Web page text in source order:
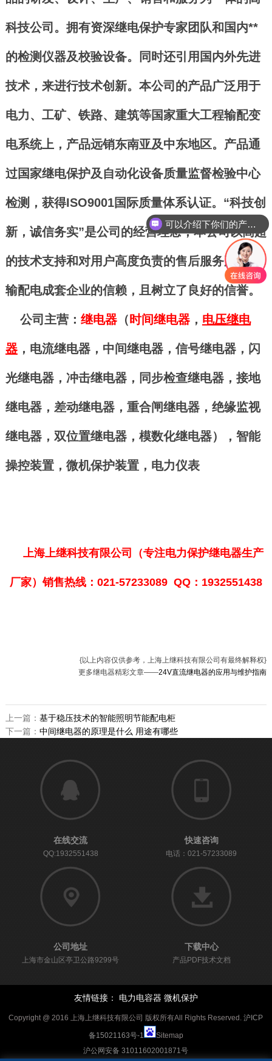
科技公司。拥有资深继电保护专家团队和国内**
的检测仪器及校验设备。同时还引用国内外先进
技术，来进行技术创新。本公司的产品广泛用于
电力、工矿、铁路、建筑等国家重大工程输配变
电系统上，产品远销东南亚及中东地区。产品通
过国家继电保护及自动化设备质量监督检验中心
检测，获得ISO9001国际质量体系认证。“科技创
新，诚信务实”是公司的经营理念，本公司以高超
的技术支持和对用户高度负责的售后服务赢得了
输配电成套企业的信赖，且树立了良好的信誉。
公司主营： 继电器（ 时间继电器， 电压继电
器， 电流继电器， 中间继电器， 信号继电器， 闪
光继电器， 冲击继电器， 同步检查继电器， 接地
继电器， 差动继电器，重合闸继电器，绝缘监视
继电器，双位置继电器， 模数化继电器），智能
操控装置，微机保护装置， 电力仪表
上海上继科技有限公司（专注电力保护继电器生产
厂家）销售热线：021-57233089 QQ：1932551438
{以上内容仅供参考，上海上继科技有限公司有最终解释权}
更多继电器精彩文章——24V直流继电器的应用与维护指南
上一篇： 基于稳压技术的智能照明节能配电柜
下一篇： 中间继电器的原理是什么 用途有哪些
在线交流
QQ:1932551438
快速咨询
电话：021-57233089
公司地址
上海市金山区亭卫公路9299号
下载中心
产品PDF技术文档
友情链接： 电力电容器 微机保护
Copyright @ 2016 上海上继科技有限公司 版权所有All Rights Reserved.沪ICP
备15021163号-1
Sitemap
沪公网安备 31011602001871号
可以介绍下你们的产品么？